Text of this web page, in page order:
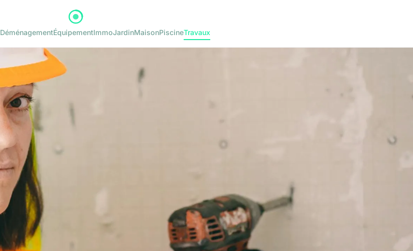
DéménagementÉquipementImmoJardinMaisonPiscineTravaux